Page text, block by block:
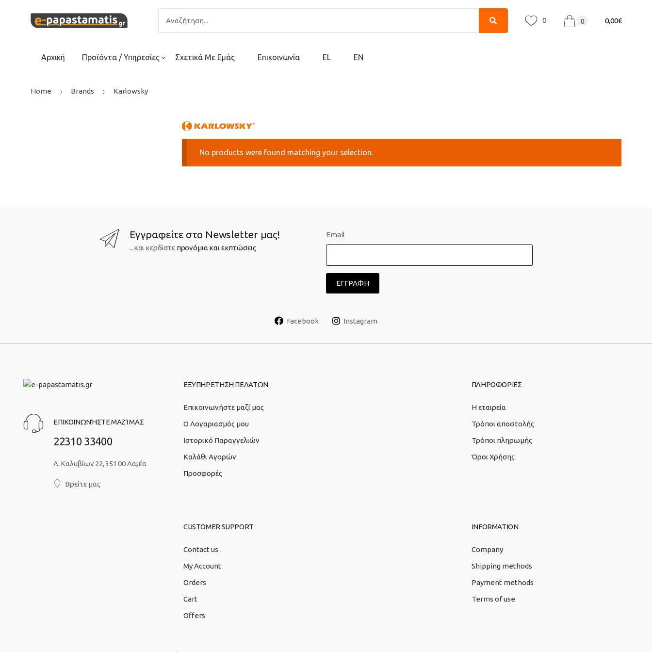
navigation
for:
0 0 0,00€
Αρχική Προϊόντα / Υπηρεσίες Σχετικά Με Εμάς Επικοινωνία EL EN
Home Brands Karlowsky
No products were found matching your selection.
Εγγραφείτε στο Newsletter μας!
...και κερδίστε προνόμια και εκπτώσεις
Email
Facebook Instagram
ΕΠΙΚΟΙΝΩΝΉΣΤΕ ΜΑΖΊ ΜΑΣ
22310 33400
Λ. Καλυβίων 22, 351 00 Λαμία
Βρείτε μας
ΕΞΥΠΗΡΕΤΗΣΗ ΠΕΛΑΤΩΝ
Επικοινωνήστε μαζί μας
O Λογαριασμός μου
Ιστορικό Παραγγελιών
Καλάθι Αγορών
Προσφορές
ΠΛΗΡΟΦΟΡΙΕΣ
Η εταιρεία
Τρόποι αποστολής
Τρόποι πληρωμής
Όροι Χρήσης
CUSTOMER SUPPORT
Contact us
My Account
Orders
Cart
Offers
INFORMATION
Company
Shipping methods
Payment methods
Terms of use